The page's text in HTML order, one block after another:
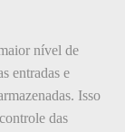
nível de
entradas e
Isso
das